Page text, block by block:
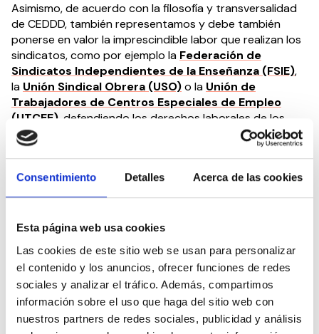
Consentimiento Detalles Acerca de las cookies
Esta página web usa cookies
Las cookies de este sitio web se usan para personalizar
el contenido y los anuncios, ofrecer funciones de redes
sociales y analizar el tráfico. Además, compartimos
información sobre el uso que haga del sitio web con
nuestros partners de redes sociales, publicidad y análisis
Asimismo, de acuerdo con la filosofía y transversalidad
de CEDDD, también representamos y debe también
ponerse en valor la imprescindible labor que realizan los
sindicatos, como por ejemplo la Federación de
Sindicatos Independientes de la Enseñanza (FSIE),
la Unión Sindical Obrera (USO)o la Unión de
Trabajadores de Centros Especiales de Empleo
(UTCEE) , defendiendo los derechos laborales de los
trabajadores con discapacidad, así como también de
todos los profesionales que trabajan por la
Desde CEDDD, trabajamos paramejorar el acceso de
defender los intereses de quienes trabajan en el ámbito
de la discapacidad, la dependencia y la atención a las
personas mayores, haciéndonos eco de sus
necesidades y demandas, y luchando por la libre
elección de prestaciones sanitarias.